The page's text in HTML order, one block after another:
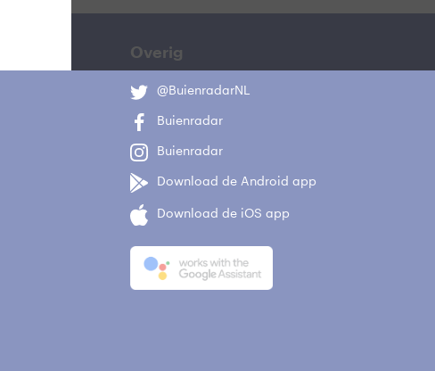
Overig
@BuienradarNL
Buienradar
Buienradar
Download de Android app
Download de iOS app